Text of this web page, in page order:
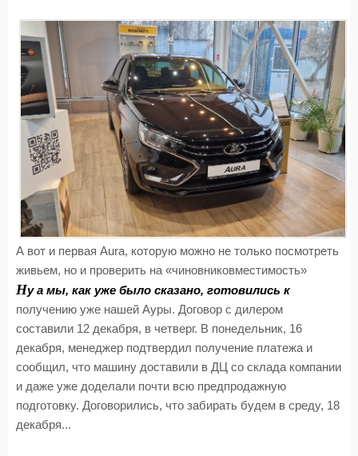
А вот и первая Aura, которую можно не только посмотреть
живьем, но и проверить на «чиновниковместимость»
Ну а мы, как уже было сказано, готовились к
получению уже нашей Ауры. Договор с дилером
составили 12 декабря, в четверг. В понедельник, 16
декабря, менеджер подтвердил получение платежа и
сообщил, что машину доставили в ДЦ со склада компании
и даже уже доделали почти всю предпродажную
подготовку. Договорились, что забирать будем в среду, 18
декабря...